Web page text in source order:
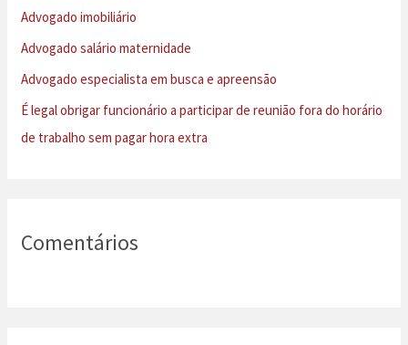
p
o
r
:
Advogado imobiliário
Advogado salário maternidade
Advogado especialista em busca e apreensão
É legal obrigar funcionário a participar de reunião fora do horário
de trabalho sem pagar hora extra
Comentários